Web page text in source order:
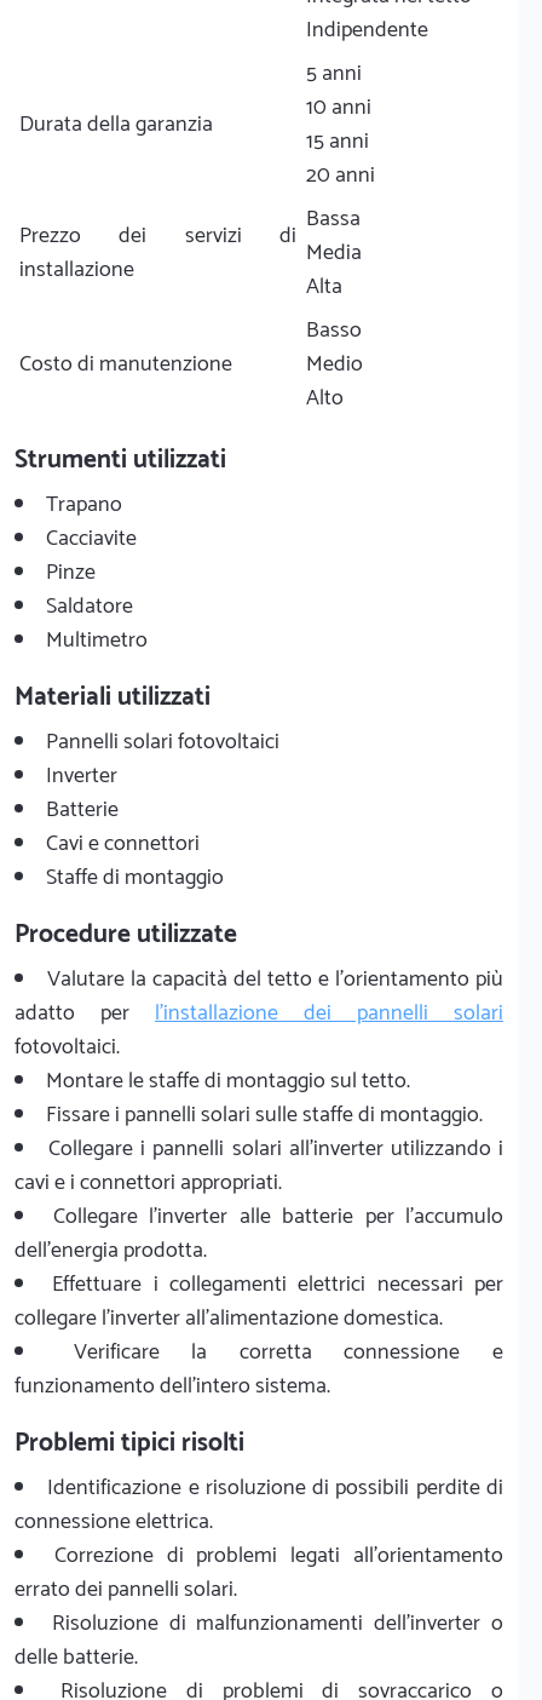
Indipendente
Durata della garanzia
5 anni
10 anni
15 anni
20 anni
Prezzo dei servizi di
installazione
Bassa
Media
Alta
Costo di manutenzione
Basso
Medio
Alto
Strumenti utilizzati
Trapano
Cacciavite
Pinze
Saldatore
Multimetro
Materiali utilizzati
Pannelli solari fotovoltaici
Inverter
Batterie
Cavi e connettori
Staffe di montaggio
Procedure utilizzate
Valutare la capacità del tetto e l'orientamento più
adatto per l'installazione dei pannelli solari
fotovoltaici.
Montare le staffe di montaggio sul tetto.
Fissare i pannelli solari sulle staffe di montaggio.
Collegare i pannelli solari all'inverter utilizzando i
cavi e i connettori appropriati.
Collegare l'inverter alle batterie per l'accumulo
dell'energia prodotta.
Effettuare i collegamenti elettrici necessari per
collegare l'inverter all'alimentazione domestica.
Verificare la corretta connessione e
funzionamento dell'intero sistema.
Problemi tipici risolti
Identificazione e risoluzione di possibili perdite di
connessione elettrica.
Correzione di problemi legati all'orientamento
errato dei pannelli solari.
Risoluzione di malfunzionamenti dell'inverter o
delle batterie.
Risoluzione di problemi di sovraccarico o